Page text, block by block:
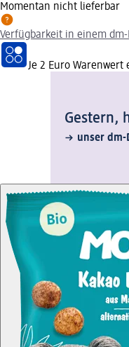
Momentan nicht lieferbar
Verfügbarkeit in einem
Je 2 Euro Warenwert
Gestern,
unser dm-